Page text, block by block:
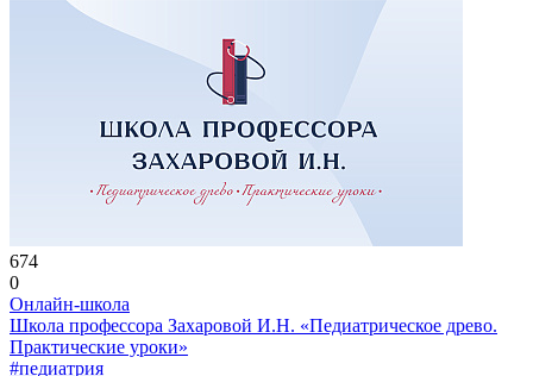
674
0
Онлайн-школа
Школа профессора Захаровой И.Н. «Педиатрическое древо.
Практические уроки»
#педиатрия